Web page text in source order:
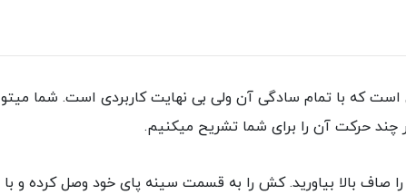
که با تمام سادگی آن ولی بی نهایت کاربردی است. شما
صاف بالا بیاورید. کش را به قسمت سینه پای خود وصل کرده و با